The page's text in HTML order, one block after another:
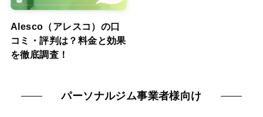
Alesco（アレスコ）の口
コミ・評判は？料金と効果
を徹底調査！
パーソナルジム事業者様向け